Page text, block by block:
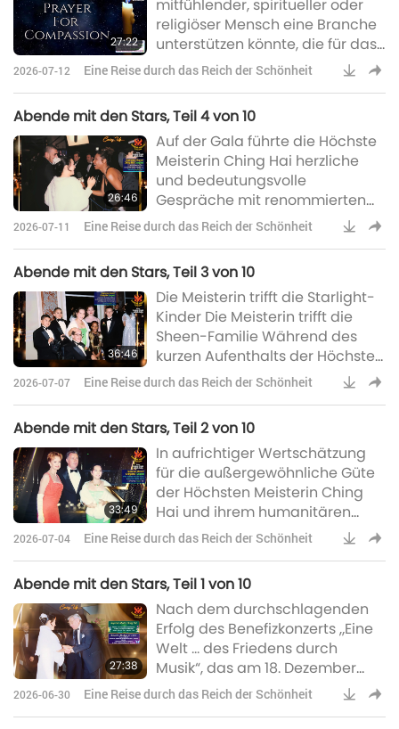
Er sagte, Sie seien vom
Moskauer Bürgermeister, Herrn
Luschkow, eingeladen worden.)
Ja, das stimmt. (Nun, was
27:22
mitfühlender, spiritueller oder
religiöser Mensch eine Branche
unterstützen könnte, die für das
unnötige Leid von Milliarden
und die Zerstörung des
Planeten, auf dem wir leben,
verantwortlich ist?
2026-07-12 Eine Reise durch das Reich der Schönheit
Abende mit den Stars, Teil 4 von 10
26:46
Auf der Gala führte die Höchste
Meisterin Ching Hai herzliche
und bedeutungsvolle
Gespräche mit renommierten
Prominenten und angesehenen
Gästen aus aller Welt, darunter
Schauspieler David Carradine,
Tony Curtis, der Oscar-
Preisträger Rod Steiger, die
gefeierte Schauspielerin Diane
Ladd, Mark Hamill und der
Schauspieler Robert Davi sowie
2026-07-11 Eine Reise durch das Reich der Schönheit
Abende mit den Stars, Teil 3 von 10
36:46
Die Meisterin trifft die Starlight-
Kinder Die Meisterin trifft die
Sheen-Familie Während des
kurzen Aufenthalts der Höchsten
Meisterin Ching Hai in
Kalifornien reiste Janet Sheen im
Starlight Children’s Foundation
nach Orange County und zum
Los Angeles Center, um die
Höchste Meisterin Ching Hai zu
besuchen. Die Sheens sind eine
bekannte Hollywood-Familie. Ne
2026-07-07 Eine Reise durch das Reich der Schönheit
Abende mit den Stars, Teil 2 von 10
33:49
In aufrichtiger Wertschätzung
für die außergewöhnliche Güte
der Höchsten Meisterin Ching
Hai und ihrem humanitären
Geist lud Frau Laurie Goldman,
Geschäftsführerin der Starlight
der Gala zum 15-jährigen
Jubiläum der Stiftung, „The
Magic of Starlight“,
teilzunehmen, die am
28.Oktober 1999 im Regent
Beverly Wilshire Hotel in Beverly
2026-07-04 Eine Reise durch das Reich der Schönheit
Abende mit den Stars, Teil 1 von 10
27:38
Nach dem durchschlagenden
Erfolg des Benefizkonzerts „Eine
Welt … des Friedens durch
Musik“, das am 18. Dezember
1998 im Shrine Auditorium in Los
2026-06-30 Eine Reise durch das Reich der Schönheit